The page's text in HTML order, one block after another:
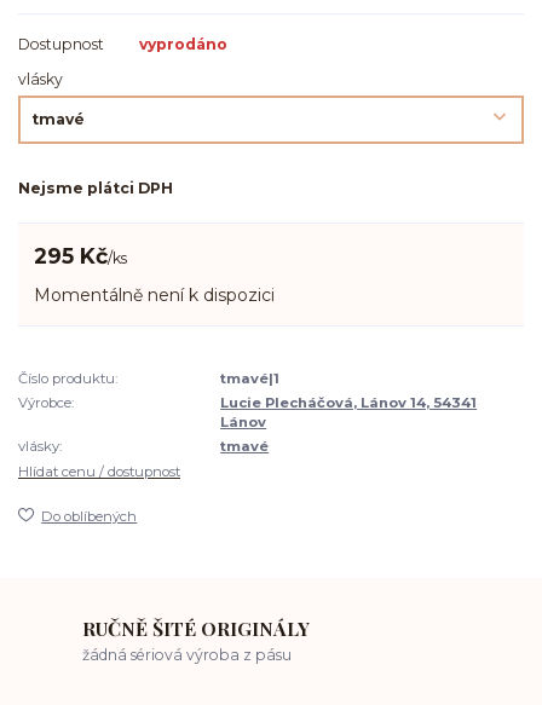
Dostupnost
vyprodáno
vlásky
Nejsme plátci DPH
295 Kč/ks
Momentálně není k dispozici
Číslo produktu:
tmavé|1
Výrobce:
Lucie Plecháčová, Lánov 14, 54341
Lánov
vlásky:
tmavé
Hlídat cenu / dostupnost
Do oblíbených
RUČNĚ ŠITÉ ORIGINÁLY
žádná sériová výroba z pásu